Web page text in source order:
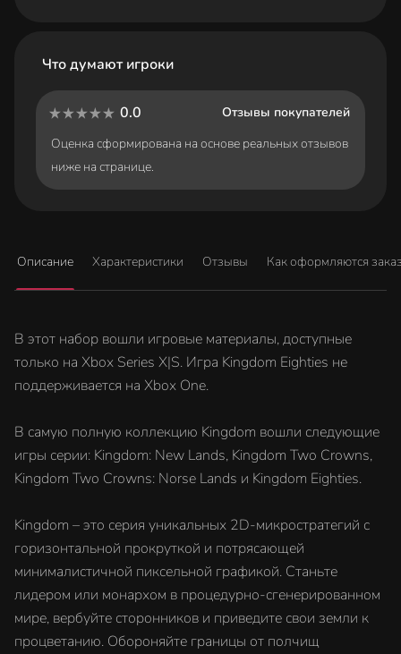
Что думают игроки
0.0
Отзывы покупателей
Оценка сформирована на основе реальных отзывов
ниже на странице.
Описание Характеристики Отзывы Как оформляются
В этот набор вошли игровые материалы, доступные
только на Xbox Series X|S. Игра Kingdom Eighties не
поддерживается на Xbox One.
В самую полную коллекцию Kingdom вошли следующие
игры серии: Kingdom: New Lands, Kingdom Two Crowns,
Kingdom Two Crowns: Norse Lands и Kingdom Eighties.
Kingdom – это серия уникальных 2D-микростратегий с
горизонтальной прокруткой и потрясающей
минималистичной пиксельной графикой. Станьте
лидером или монархом в процедурно-сгенерированном
мире, вербуйте сторонников и приведите свои земли к
процветанию. Обороняйте границы от полчищ